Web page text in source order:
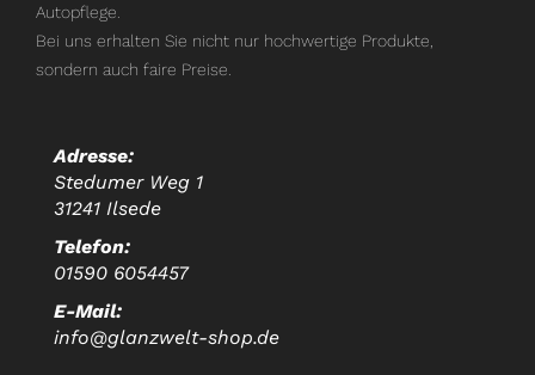
Autopflege.
Bei uns erhalten Sie nicht nur hochwertige Produkte,
sondern auch faire Preise.
Adresse:
Stedumer Weg 1
31241 Ilsede
Telefon:
01590 6054457
E-Mail:
info@glanzwelt-shop.de